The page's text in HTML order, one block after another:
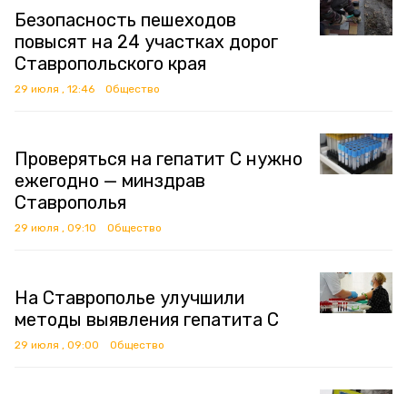
Безопасность пешеходов
повысят на 24 участках дорог
Ставропольского края
29 июля , 12:46 Общество
Проверяться на гепатит C нужно
ежегодно — минздрав
Ставрополья
29 июля , 09:10 Общество
На Ставрополье улучшили
методы выявления гепатита C
29 июля , 09:00 Общество